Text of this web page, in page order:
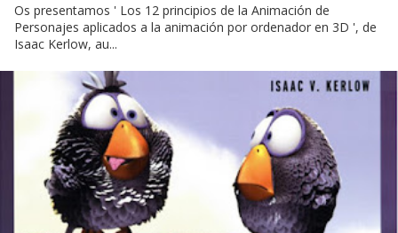
Os presentamos ' Los 12 principios de la Animación de
Personajes aplicados a la animación por ordenador en 3D ', de
Isaac Kerlow, au...